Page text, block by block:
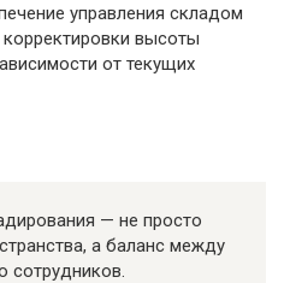
управления складом
высоты
от текущих
— не просто
а баланс между